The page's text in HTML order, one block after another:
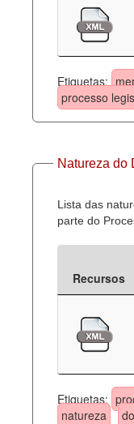
Etiquetas:
processo
Natureza do
Lista das
parte do
Recursos
Etiquetas:
natureza